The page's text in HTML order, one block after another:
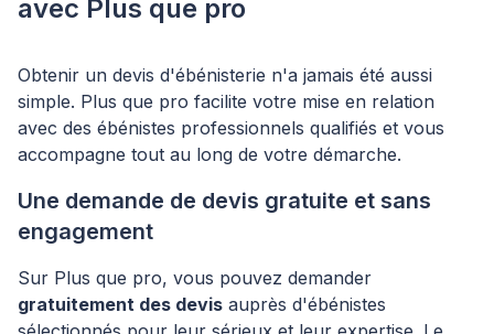
avec Plus que pro
Obtenir un devis d'ébénisterie n'a jamais été aussi
simple. Plus que pro facilite votre mise en relation
avec des ébénistes professionnels qualifiés et vous
accompagne tout au long de votre démarche.
Une demande de devis gratuite et sans
engagement
Sur Plus que pro, vous pouvez demander
gratuitement des devis auprès d'ébénistes